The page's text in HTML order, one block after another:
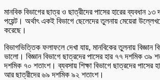
মানবিক বিভাগের ছাত্র ও ছাত্রীদের পাসের হারের ব্যবধান
পয়েন্ট। অর্থাৎ একই বিভাগে ছেলেদের তুলনায় মেয়েরা
করেছে।
বিভাগভিত্তিক ফলাফলে দেখা যায়, মানবিকের তুলনায়
ভালো। বিজ্ঞান বিভাগে ছাত্রদের পাসের হার ৭৭ দশমিক ৩৯
দশমিক ৭০ শতাংশ। ব্যবসায় শিক্ষা বিভাগে ছাত্রদের পাসের
আর ছাত্রীদের ৬৯ দশমিক ৯২ শতাংশ।